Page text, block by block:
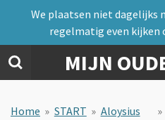
naar
de
hoofdinhoud
MIJN
We plaatsen niet dagelijks
regelmatig even kijken
Home » START » Aloysius
»